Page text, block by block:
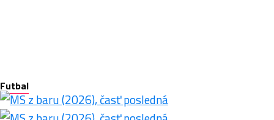
Futbal